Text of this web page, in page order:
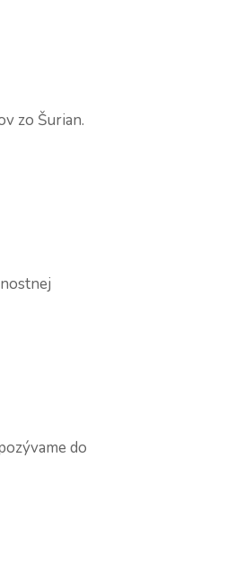
zo Šurian.
do